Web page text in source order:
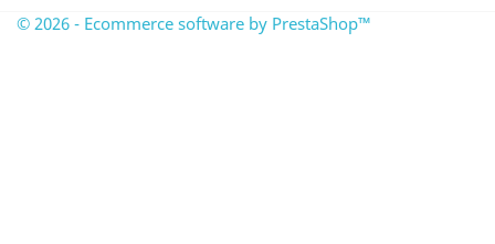
© 2026 - Ecommerce software by PrestaShop™